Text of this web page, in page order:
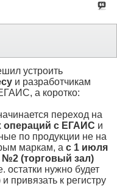
устроить
и разработчикам
а коротко:
переход на
операций с ЕГАИС и
по продукции не на
маркам, а с 1 июля
№2 (торговый зал)
остатки нужно будет
привязать к регистру